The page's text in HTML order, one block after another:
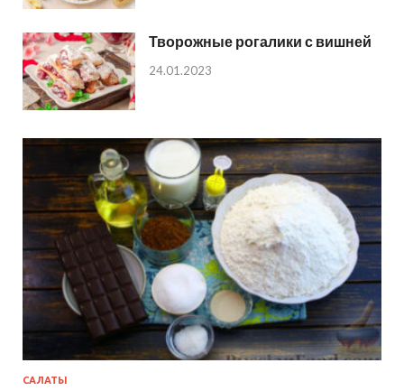
Творожные рогалики с вишней
24.01.2023
САЛАТЫ